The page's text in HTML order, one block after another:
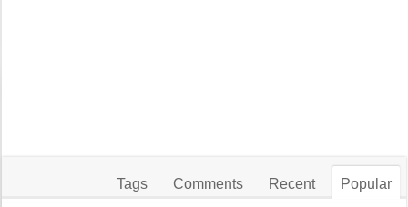
Popular
Recent
Comments
Tags